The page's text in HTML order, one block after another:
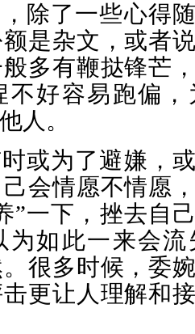
除了一些心得
是杂文，或者
多有鞭挞锋芒
不好容易跑偏
人。
或为了避嫌，
会情愿不情愿
”一下，挫去自
为如此一来会
很多时候，委
更让人理解和